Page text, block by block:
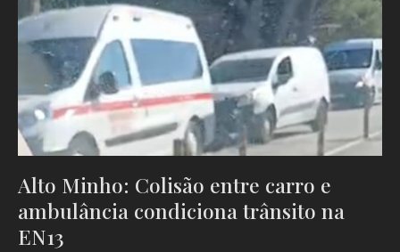
Alto Minho: Colisão entre carro e
ambulância condiciona trânsito na
EN13